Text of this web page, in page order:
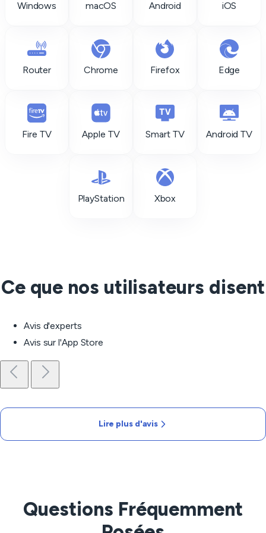
Windows macOS Android iOS
Router Chrome Firefox Edge
Fire TV Apple TV Smart TV Android TV
PlayStation Xbox
Ce que nos utilisateurs disent
Avis d'experts
Avis sur l'App Store
Lire plus d'avis
Questions Fréquemment